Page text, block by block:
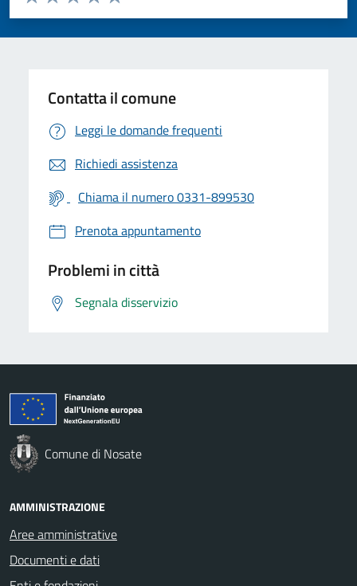
Valuta 5 stelle su 5
Valuta 4 stelle su 5
Valuta 3 stelle su 5
Valuta 2 stelle su 5
Valuta 1 stelle su 5
Contatta il comune
Leggi le domande frequenti
Richiedi assistenza
Chiama il numero 0331-899530
Prenota appuntamento
Problemi in città
Segnala disservizio
Comune di Nosate
AMMINISTRAZIONE
Aree amministrative
Documenti e dati